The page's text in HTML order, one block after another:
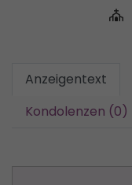
Anzeigentext
Kondolenzen (0)